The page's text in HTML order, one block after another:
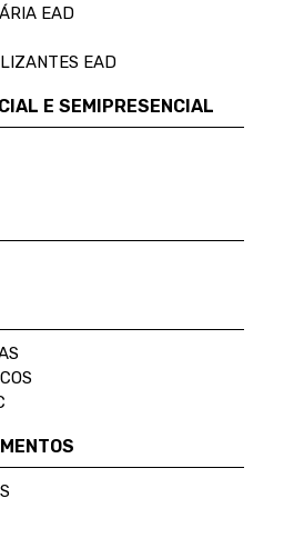
EAD
EAD
E SEMIPRESENCIAL